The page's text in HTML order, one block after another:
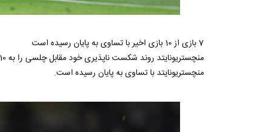
7 بازی از 10 بازی اخیر با تساوی به پایان رسیده است
منچستریونایتد با تساوی به پایان رسیده است.